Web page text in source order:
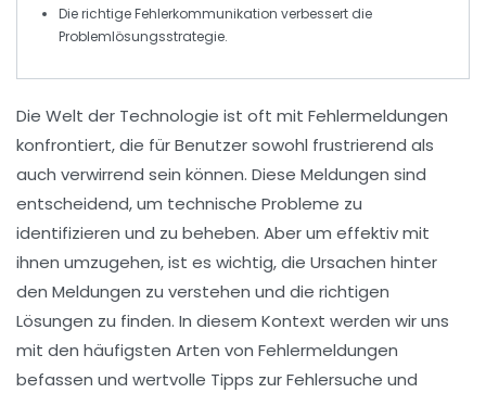
Die richtigeFehlerkommunikation verbessert die
Problemlösungsstrategie.
Die Welt der Technologie ist oft mit Fehlermeldungen
konfrontiert, die für Benutzer sowohl frustrierend als
auch verwirrend sein können. Diese Meldungen sind
entscheidend, um technische Probleme zu
identifizieren und zu beheben. Aber um effektiv mit
ihnen umzugehen, ist es wichtig, die Ursachen hinter
den Meldungen zu verstehen und die richtigen
Lösungen zu finden. In diesem Kontext werden wir uns
mit den häufigsten Arten von Fehlermeldungen
befassen und wertvolle Tipps zur Fehlersuche und